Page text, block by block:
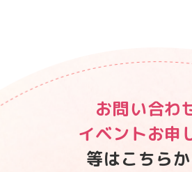
お問い合わ
イベントお申
等はこちらか